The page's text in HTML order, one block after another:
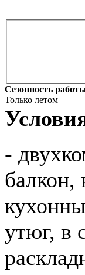
Сезонность
Только летом
-
балкон,
утюг, в